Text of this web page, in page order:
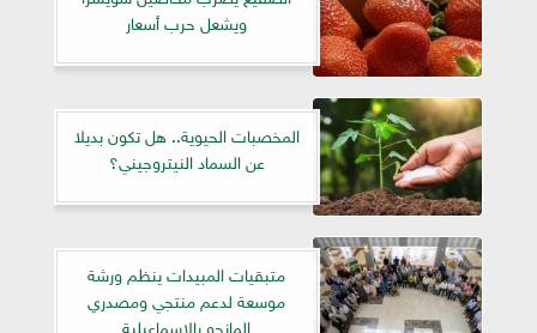
ويشعل حرب أسعار
المخصبات الحيوية.. هل تكون بديلا
عن السماد النيتروجيني؟
متبقيات المبيدات ينظم ورشة
موسعة لدعم منتجي ومصدري
المانجو بالإسماعيلية